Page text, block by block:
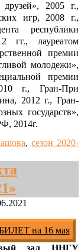
2005 г.,
игр, 2008 г.,
республики
гг., лауреатом
премии
молодежи»,
премии
г., Гран-При
2012 г., Гран-
государств»,
2014г.
,сезон 2020-
на 16 мая